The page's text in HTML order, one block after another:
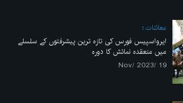
معائنات
ایرواسپیس فورس کی تازہ ترین پیشرفتوں کے سلسلے
میں منعقدہ نمائش کا دورہ
19 /Nov/ 2023